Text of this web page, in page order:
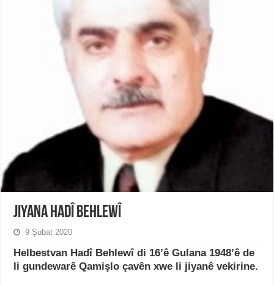
Jiyana Hadî Behlewî
9 Şubat 2020
Helbestvan Hadî Behlewî di 16’ê Gulana 1948’ê de
li gundewarê Qamişlo çavên xwe li jiyanê vekirine.